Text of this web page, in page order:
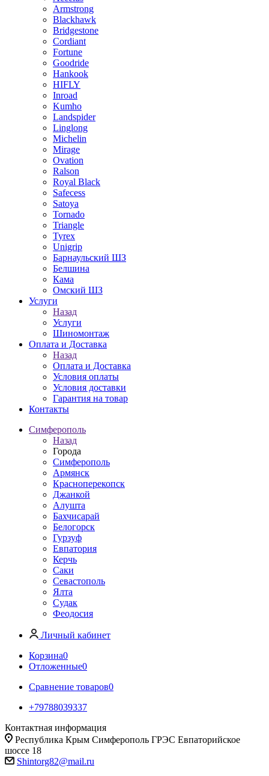
Armstrong
Blackhawk
Bridgestone
Cordiant
Fortune
Goodride
Hankook
HIFLY
Inroad
Kumho
Landspider
Linglong
Michelin
Mirage
Ovation
Ralson
Royal Black
Safecess
Satoya
Tornado
Triangle
Tyrex
Unigrip
Барнаульский ШЗ
Белшина
Кама
Омский ШЗ
Услуги
Назад
Услуги
Шиномонтаж
Оплата и Доставка
Назад
Оплата и Доставка
Условия оплаты
Условия доставки
Гарантия на товар
Контакты
Симферополь
Назад
Города
Симферополь
Армянск
Красноперекопск
Джанкой
Алушта
Бахчисарай
Белогорск
Гурзуф
Евпатория
Керчь
Саки
Севастополь
Ялта
Судак
Феодосия
Личный кабинет
Корзина0
Отложенные0
Сравнение товаров0
+79788039337
Контактная информация
Республика Крым Симферополь ГРЭС Евпаторийское
шоссе 18
Shintorg82@mail.ru